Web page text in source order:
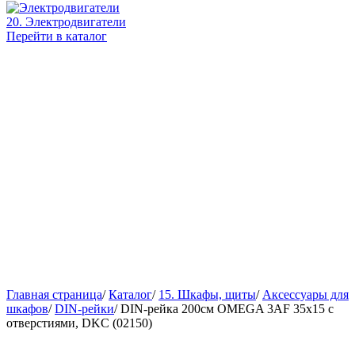
20. Электродвигатели
Перейти в каталог
Главная страница/ Каталог/ 15. Шкафы, щиты/ Аксессуары для
шкафов/ DIN-рейки/ DIN-рейка 200см OMEGA 3AF 35х15 c
отверстиями, DKC (02150)